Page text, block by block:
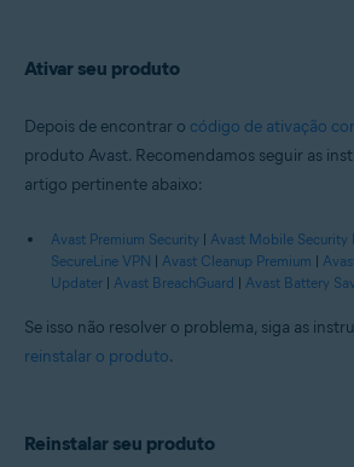
Ativar seu produto
Depois de encontrar o código de ativação
produto Avast. Recomendamos seguir as
artigo pertinente abaixo:
Avast Premium Security | Avast Mobile Security
SecureLine VPN | Avast Cleanup Premium |
Updater | Avast BreachGuard | Avast Battery
Se isso não resolver o problema, siga as
reinstalar o produto.
Reinstalar seu produto